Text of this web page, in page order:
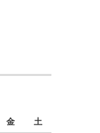
金 土